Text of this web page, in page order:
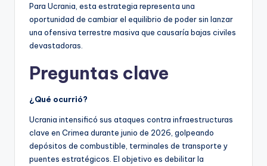
Para Ucrania, esta estrategia representa una
oportunidad de cambiar el equilibrio de poder sin lanzar
una ofensiva terrestre masiva que causaría bajas civiles
devastadoras.
Preguntas clave
¿Qué ocurrió?
Ucrania intensificó sus ataques contra infraestructuras
clave en Crimea durante junio de 2026, golpeando
depósitos de combustible, terminales de transporte y
puentes estratégicos. El objetivo es debilitar la